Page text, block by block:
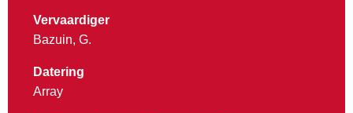
Vervaardiger
Bazuin, G.
Datering
Array